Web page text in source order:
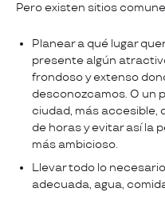
Pero existen sitios
Planear a qué lugar
presente algún
frondoso y extenso
desconozcamos. O un
ciudad, más accesible,
de horas y evitar así la
más ambicioso.
Llevar todo lo
adecuada, agua,